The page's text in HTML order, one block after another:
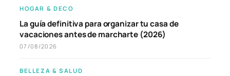
HOGAR & DECO
La guía definitiva para organizar tu casa de
vacaciones antes de marcharte (2026)
07/08/2026
BELLEZA & SALUD